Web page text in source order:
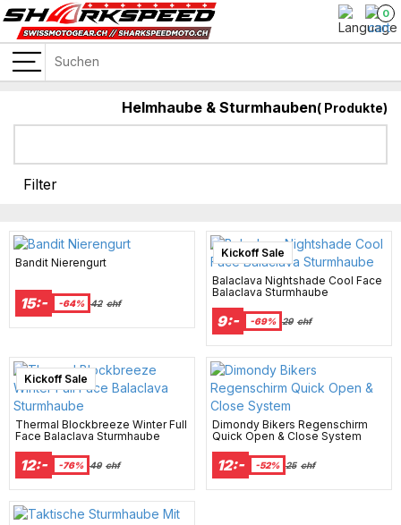
0
Helmhaube & Sturmhauben( Produkte)
Filter
Bandit Nierengurt
15:- -64% 42 chf
Kickoff Sale
Balaclava Nightshade Cool Face
Balaclava Sturmhaube
9:- -69% 29 chf
Kickoff Sale
Thermal Blockbreeze Winter Full
Face Balaclava Sturmhaube
12:- -76% 49 chf
Dimondy Bikers Regenschirm
Quick Open & Close System
12:- -52% 25 chf